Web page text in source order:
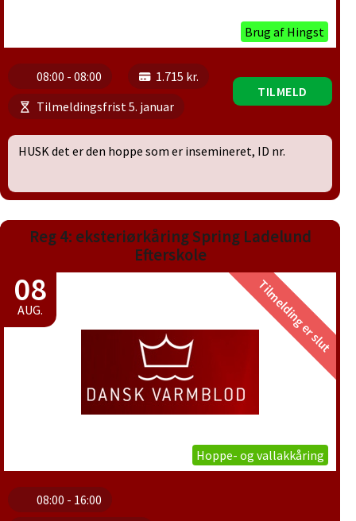
Brug af Hingst
08:00 - 08:00
1.715 kr.
Tilmeldingsfrist 5. januar
TILMELD
HUSK det er den hoppe som er insemineret, ID nr.
Reg 4: eksteriørkåring Spring Ladelund
Efterskole
08
AUG. Tilmelding er slut
Hoppe- og vallakkåring
08:00 - 16:00